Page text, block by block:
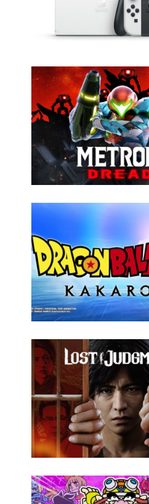
CREED BLACK FLAG RESYNCED
DAND LES SAULES » - UNE BELLE HISTOIRE !
THEM ALL » - UN DUO DE CHOC !
AND THE MYSTERIOUS BOOK